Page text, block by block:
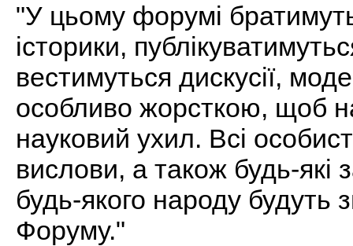
"У цьому форумі
історики,
вестимуться дискусії,
особливо жорсткою, щоб
науковий ухил. Всі
вислови, а також будь-які
будь-якого народу
Форуму."